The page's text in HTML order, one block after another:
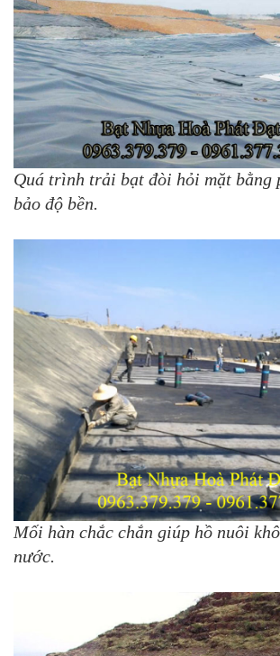
Quá trình trải bạt đòi hỏi mặt bằng
bảo độ bền.
Mối hàn chắc chắn giúp hồ nuôi
nước.